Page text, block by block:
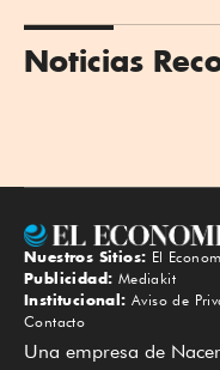
Noticias
Nuestros Sitios: El
Publicidad: Mediakit
Institucional: Aviso de
Contacto
Una empresa de